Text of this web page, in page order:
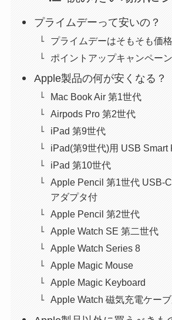
プライムデーって安いの？
プライムデーはそもそも価
ポイントアップキャンペー
Apple製品の何が安くなる？
Mac Book Air 第1世代
Airpods Pro 第2世代
iPad 第9世代
iPad(第9世代)用 USB Smart
iPad 第10世代
Apple Pencil 第1世代 USB-
アダプタ付
Apple Pencil 第2世代
Apple Watch SE 第二世代
Apple Watch Series 8
Apple Magic Mouse
Apple Magic Keyboard
Apple Watch 磁気充電ケー